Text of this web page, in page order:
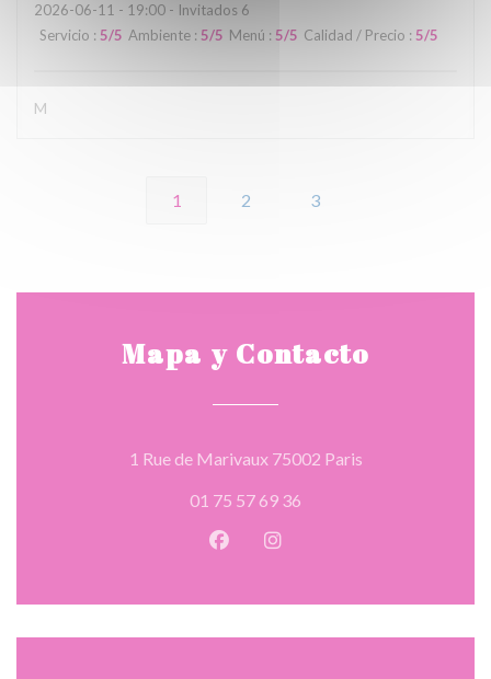
2026-06-11 - 19:00 - Invitados 6
Servicio : 5/5 Ambiente : 5/5 Menú : 5/5 Calidad / Precio : 5/5
M
1 2 3
Mapa y Contacto
1 Rue de Marivaux 75002 Paris((abre en una
01 75 57 69 36
Facebook ((abre en una nueva
Instagram ((abre en una